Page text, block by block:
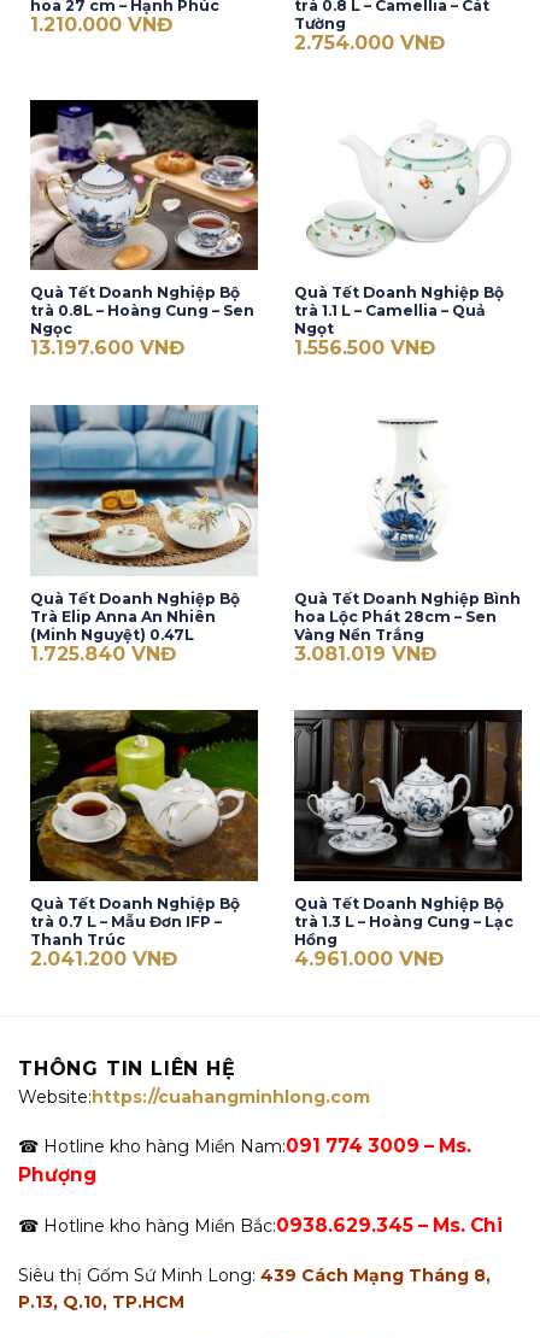
hoa 27 cm – Hạnh Phúc
1.210.000 VNĐ
trà 0.8 L – Camellia – Cát
Tường
2.754.000 VNĐ
Quà Tết Doanh Nghiệp Bộ
trà 0.8L – Hoàng Cung – Sen
Ngọc
13.197.600 VNĐ
Quà Tết Doanh Nghiệp Bộ
trà 1.1 L – Camellia – Quả
Ngọt
1.556.500 VNĐ
Quà Tết Doanh Nghiệp Bộ
Trà Elip Anna An Nhiên
(Minh Nguyệt) 0.47L
1.725.840 VNĐ
Quà Tết Doanh Nghiệp Bình
hoa Lộc Phát 28cm – Sen
Vàng Nền Trắng
3.081.019 VNĐ
Quà Tết Doanh Nghiệp Bộ
trà 0.7 L – Mẫu Đơn IFP –
Thanh Trúc
2.041.200 VNĐ
Quà Tết Doanh Nghiệp Bộ
trà 1.3 L – Hoàng Cung – Lạc
Hồng
4.961.000 VNĐ
THÔNG TIN LIÊN HỆ
Website:https://cuahangminhlong.com
☎ Hotline kho hàng Miền Nam:091 774 3009 – Ms.
Phượng
☎ Hotline kho hàng Miền Bắc:0938.629.345 – Ms. Chi
Siêu thị Gốm Sứ Minh Long: 439 Cách Mạng Tháng 8,
P.13, Q.10, TP.HCM